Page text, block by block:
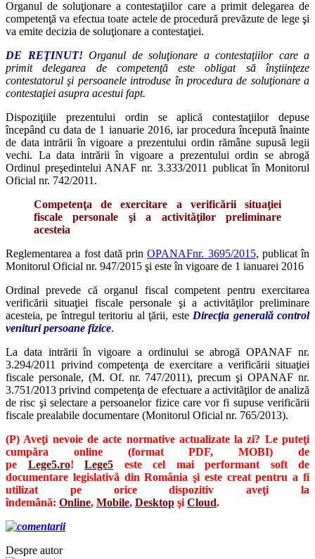
Organul de soluţionare a contestaţiilor care a primit delegarea de
competenţă va efectua toate actele de procedură prevăzute de lege şi
va emite decizia de soluţionare a contestaţiei.
DE REŢINUT! Organul de soluţionare a contestaţiilor care a
primit delegarea de competenţă este obligat să înştiinţeze
contestatorul şi persoanele introduse în procedura de soluţionare a
contestaţiei asupra acestui fapt.
Dispoziţiile prezentului ordin se aplică contestaţiilor depuse
începând cu data de 1 ianuarie 2016, iar procedura începută înainte
de data intrării în vigoare a prezentului ordin rămâne supusă legii
vechi. La data intrării în vigoare a prezentului ordin se abrogă
Ordinul preşedintelui ANAF nr. 3.333/2011 publicat în Monitorul
Oficial nr. 742/2011.
Competenţa de exercitare a verificării situaţiei
fiscale personale şi a activităţilor preliminare
acesteia
Reglementarea a fost dată prinOPANAFnr. 3695/2015, publicat în
Monitorul Oficial nr. 947/2015 şi este în vigoare de 1 ianuarei 2016
Ordinal prevede că organul fiscal competent pentru exercitarea
verificării situaţiei fiscale personale şi a activităţilor preliminare
acesteia, pe întregul teritoriu al ţării, este Direcţia generală control
venituri persoane fizice.
La data intrării în vigoare a ordinului se abrogă OPANAF nr.
3.294/2011 privind competenţa de exercitare a verificării situaţiei
fiscale personale, (M. Of. nr. 747/2011), precum şi OPANAF nr.
3.751/2013 privind competenţa de efectuare a activităţilor de analiză
de risc şi selectare a persoanelor fizice care vor fi supuse verificării
fiscale prealabile documentare (Monitorul Oficial nr. 765/2013).
(P) Aveţi nevoie de acte normative actualizate la zi? Le puteţi
cumpăra online (format PDF, MOBI) de
pe
Lege5.ro! Lege5
este cel mai performant soft de
documentare legislativă din România şi este creat pentru a fi
utilizat pe orice dispozitiv aveţi la
îndemână: Online, Mobile, Desktop şi Cloud.
Despre autor